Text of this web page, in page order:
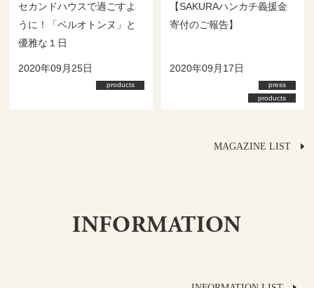
セカンドハウスで過ごすよ
うに！「ベルオトンヌ」と
優雅な１日
2020年09月25日
products
【SAKURAハンカチ義援金
寄付のご報告】
2020年09月17日
press
products
MAGAZINE LIST
INFORMATION